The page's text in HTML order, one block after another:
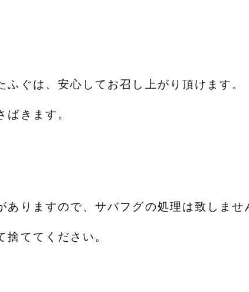
ぐは、安心してお召し上がり頂けます。
きます。
ありますので、サバフグの処理は致しませ
ててください。